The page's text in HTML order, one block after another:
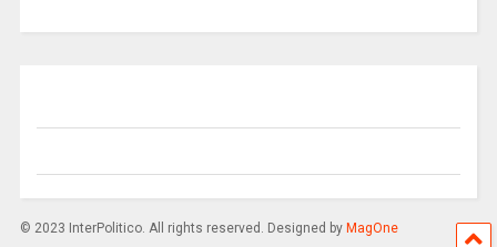
© 2023 InterPolitico. All rights reserved. Designed by MagOne